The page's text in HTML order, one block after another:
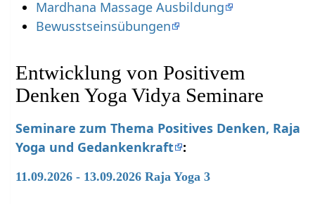
Mardhana Massage Ausbildung
Bewusstseinsübungen
Entwicklung von Positivem
Denken Yoga Vidya Seminare
Seminare zum Thema Positives Denken, Raja
Yoga und Gedankenkraft :
11.09.2026 - 13.09.2026 Raja Yoga 3